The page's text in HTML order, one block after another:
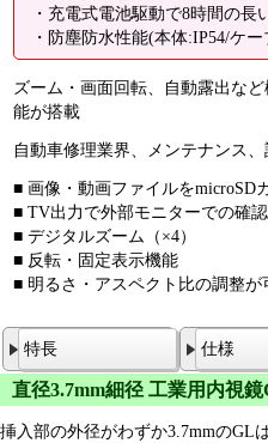
・充電式電池駆動で8時間の長
・防塵防水性能(本体:IP54/ケー
ズーム・画面回転、自動露出な
能が搭載
自動車修理業界、メンテナンス
■ 画像・動画ファイルをmicroSD
■ TV出力で外部モニターでの確
■ デジタルズーム（×4）
■ 反転・固定表示機能
■ 明るさ・アスペクト比の調整
特長 仕様
直径3.7mm細径 工業用内視
挿入部の外径がわずか3.7mmのGL